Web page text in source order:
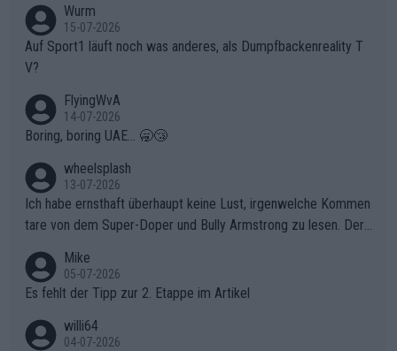
Wurm
15-07-2026
Auf Sport1 läuft noch was anderes, als Dumpfbackenreality T
V?
FlyingWvA
14-07-2026
Boring, boring UAE... 🥱😴
wheelsplash
13-07-2026
Ich habe ernsthaft überhaupt keine Lust, irgenwelche Kommen
tare von dem Super-Doper und Bully Armstrong zu lesen. Der
r die gehört nicht in dieses Medium!
Mike
05-07-2026
Es fehlt der Tipp zur 2. Etappe im Artikel
willi64
04-07-2026